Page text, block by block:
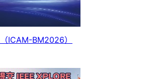
（ICAM-BM2026）